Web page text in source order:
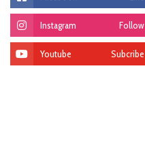
Instagram Follow
Youtube Subcribe